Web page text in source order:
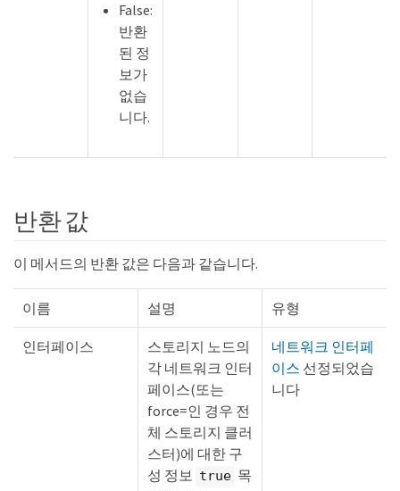
False:
반환
된 정
보가
없습
니다.
반환 값
이 메서드의 반환 값은 다음과 같습니다.
이름 설명 유형
인터페이스
스토리지 노드의
각 네트워크 인터
페이스(또는
force=인 경우 전
체 스토리지 클러
스터)에 대한 구
성 정보 true 목
네트워크 인터페
이스 선정되었습
니다